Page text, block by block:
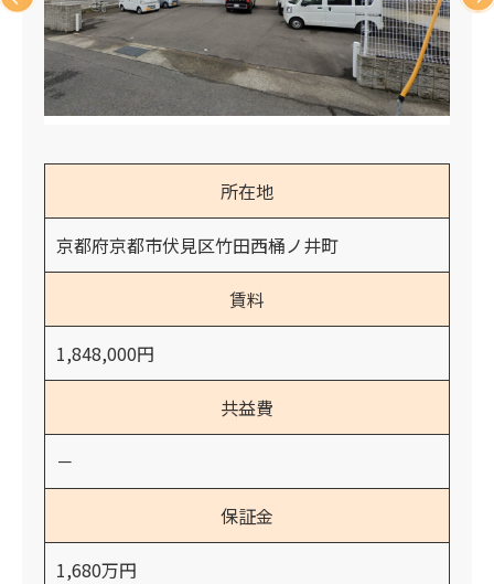
所在地
京都府京都市伏見区竹田西桶ノ井町
賃料
1,848,000円
共益費
－
保証金
1,680万円